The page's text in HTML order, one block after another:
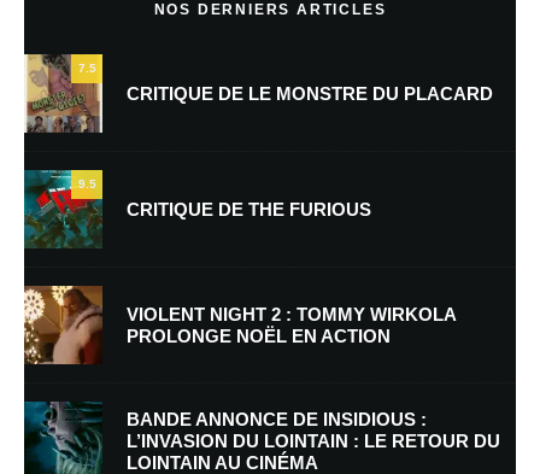
Nom*
E-mail *
Enregistrer mon nom, mon e-mail et mon site dans le navigateur pour
NOS DERNIERS ARTICLES
7.5
CRITIQUE DE LE MONSTRE DU PLACARD
9.5
CRITIQUE DE THE FURIOUS
VIOLENT NIGHT 2 : TOMMY WIRKOLA
PROLONGE NOËL EN ACTION
BANDE ANNONCE DE INSIDIOUS :
L’INVASION DU LOINTAIN : LE RETOUR DU
LOINTAIN AU CINÉMA